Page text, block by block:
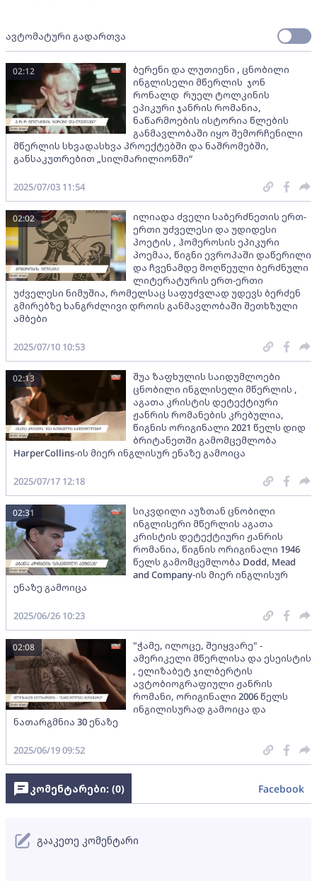
ავტომატური გადართვა
ბერენი და ლუთიენი , ცნობილი
ინგლისელი მწერლის ჯონ
რონალდ რუელ ტოლკინის
ეპიკური ჯანრის რომანია,
ნაწარმოების ისტორია წლების
განმავლობაში იყო შემორჩენილი
მწერლის სხვადასხვა პროექტებში და ნაშრომებში,
განსაკუთრებით „სილმარილიონში“
02:12
2025/07/03 11:54
ილიადა ძველი საბერძნეთის ერთ-
ერთი უძველესი და უდიდესი
პოეტის , ჰომეროსის ეპიკური
პოემაა, წიგნი ევროპაში დაწერილი
და ჩვენამდე მოღწეული ბერძნული
ლიტერატურის ერთ-ერთი
უძველესი ნიმუშია, რომელსაც საფუძვლად უდევს ბერძენ
გმირებზე ხანგრძლივი დროის განმავლობაში შეთხზული
ამბები
02:02
2025/07/10 10:53
შუა ზაფხულის საიდუმლოები
ცნობილი ინგლისელი მწერლის ,
აგათა კრისტის დეტექტიური
ჟანრის რომანების კრებულია,
წიგნის ორიგინალი 2021 წელს დიდ
ბრიტანეთში გამომცემლობა
HarperCollins-ის მიერ ინგლისურ ენაზე გამოიცა
02:13
2025/07/17 12:18
სიკვდილი აუზთან ცნობილი
ინგლისერი მწერლის აგათა
კრისტის დეტექტიური ჟანრის
რომანია, წიგნის ორიგინალი 1946
წელს გამომცემლობა Dodd, Mead
and Company-ის მიერ ინგლისურ
ენაზე გამოიცა
02:31
2025/06/26 10:23
"ჭამე, ილოცე, შეიყვარე" -
ამერიკელი მწერლისა და ესეისტის
, ელიზაბეტ ჯილბერტის
ავტობიოგრაფიული ჟანრის
რომანი, ორიგინალი 2006 წელს
ინგილისურად გამოიცა და
ნათარგმნია 30 ენაზე
02:08
2025/06/19 09:52
კომენტარები: (0) Facebook
გააკეთე კომენტარი